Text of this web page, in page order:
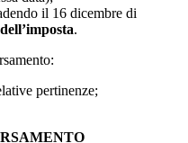
il 16 dicembre di
.
pertinenze;